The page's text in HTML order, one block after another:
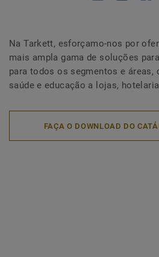
Na Tarkett, esforçamo-nos por
mais ampla gama de soluções
para todos os segmentos e áreas,
saúde e educação a lojas,
FAÇA O DOWNLOAD DO